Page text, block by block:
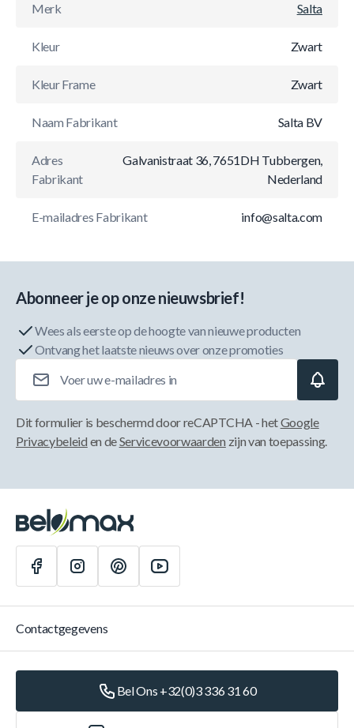
Merk Salta
Kleur Zwart
Kleur Frame Zwart
Naam Fabrikant Salta BV
Adres
Fabrikant
Galvanistraat 36, 7651DH Tubbergen,
Nederland
E-mailadres Fabrikant info@salta.com
Abonneer je op onze nieuwsbrief!
Wees als eerste op de hoogte van nieuwe producten
Ontvang het laatste nieuws over onze promoties
Dit formulier is beschermd door reCAPTCHA - hetGoogle
Privacybeleid en deServicevoorwaarden zijn van toepassing.
Contactgegevens
Bel Ons +32(0)3 336 31 60